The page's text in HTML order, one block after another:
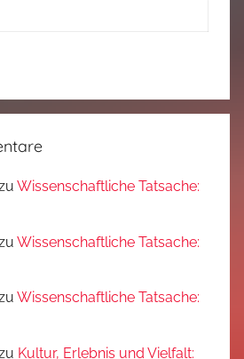
Wissenschaftliche Tatsache:
Wissenschaftliche Tatsache:
Wissenschaftliche Tatsache:
Kultur, Erlebnis und Vielfalt: